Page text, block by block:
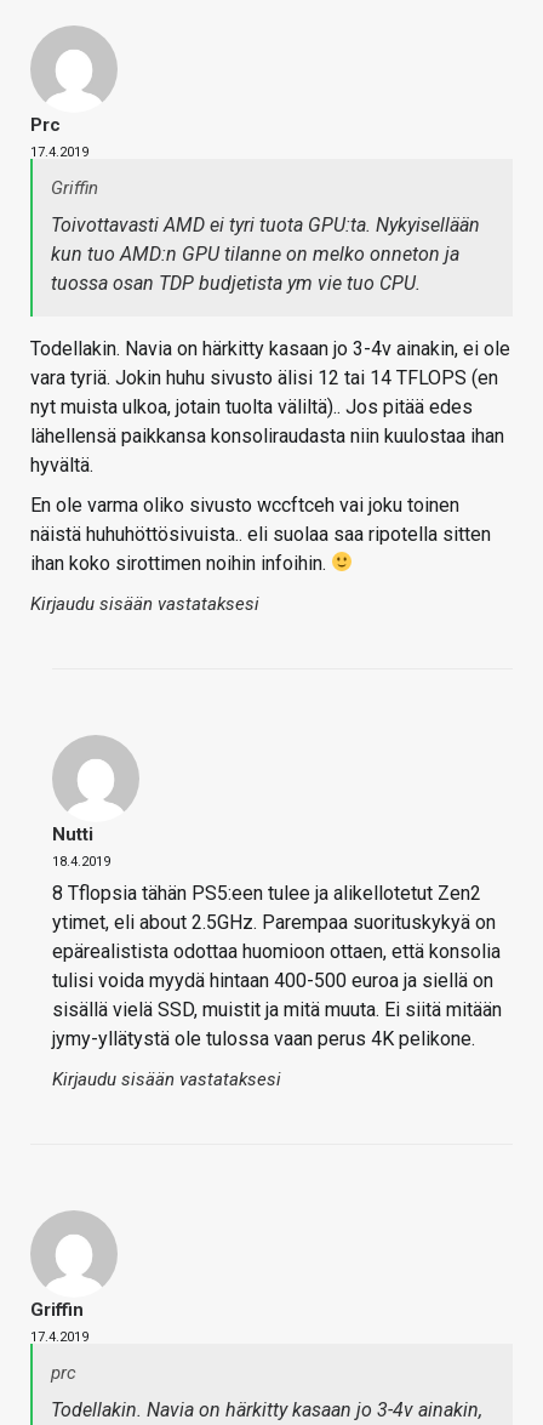
Prc
17.4.2019
Griffin
Toivottavasti AMD ei tyri tuota GPU:ta. Nykyisellään
kun tuo AMD:n GPU tilanne on melko onneton ja
tuossa osan TDP budjetista ym vie tuo CPU.
Todellakin. Navia on härkitty kasaan jo 3-4v ainakin, ei ole
vara tyriä. Jokin huhu sivusto älisi 12 tai 14 TFLOPS (en
nyt muista ulkoa, jotain tuolta väliltä).. Jos pitää edes
lähellensä paikkansa konsoliraudasta niin kuulostaa ihan
hyvältä.
En ole varma oliko sivusto wccftceh vai joku toinen
näistä huhuhöttösivuista.. eli suolaa saa ripotella sitten
ihan koko sirottimen noihin infoihin.
Kirjaudu sisään vastataksesi
Nutti
18.4.2019
8 Tflopsia tähän PS5:een tulee ja alikellotetut Zen2
ytimet, eli about 2.5GHz. Parempaa suorituskykyä on
epärealistista odottaa huomioon ottaen, että konsolia
tulisi voida myydä hintaan 400-500 euroa ja siellä on
sisällä vielä SSD, muistit ja mitä muuta. Ei siitä mitään
jymy-yllätystä ole tulossa vaan perus 4K pelikone.
Kirjaudu sisään vastataksesi
Griffin
17.4.2019
prc
Todellakin. Navia on härkitty kasaan jo 3-4v ainakin,